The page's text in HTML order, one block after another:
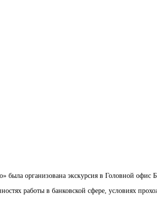
была организована экскурсия в Головной офис
работы в банковской сфере, условиях